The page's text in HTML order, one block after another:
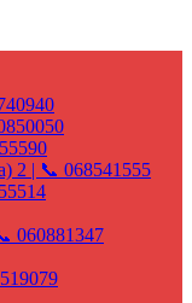
2 | 📞 068541555
060881347